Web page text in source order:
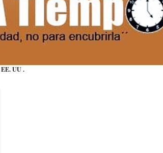
EE. UU.